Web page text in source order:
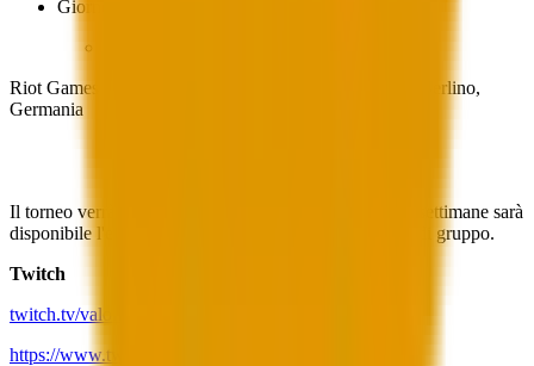
Giorno 9 (17 novembre):
Riot Games Arena di Berlino: Am Studio 20D, 12489 Berlino,
Germania
Il torneo verrà trasmesso in più lingue. Nelle prossime settimane sarà
disponibile l'elenco completo dei canali e delle visioni di gruppo.
Twitch
twitch.tv/valorant
https://www.twitch.tv/valorant_br